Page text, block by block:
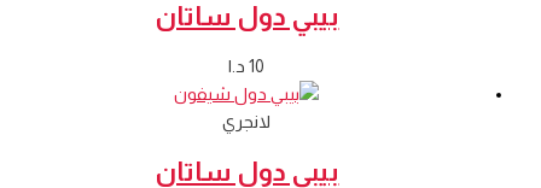
بيبي دول ساتان
10 د.ا
لانجري
بيبي دول ساتان